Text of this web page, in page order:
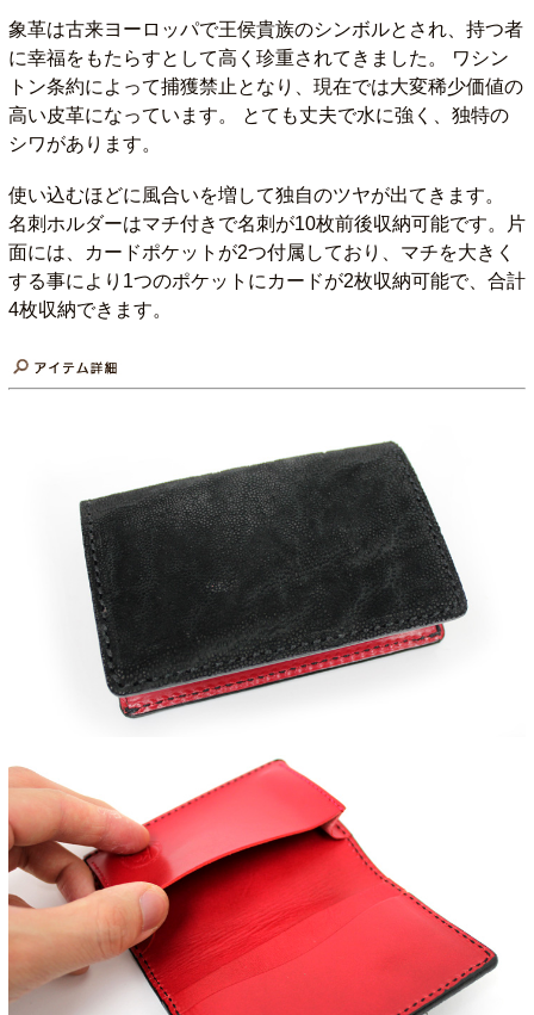
象革は古来ヨーロッパで王侯貴族のシンボルとされ、持つ者
に幸福をもたらすとして高く珍重されてきました。 ワシン
トン条約によって捕獲禁止となり、現在では大変稀少価値の
高い皮革になっています。 とても丈夫で水に強く、独特の
シワがあります。
使い込むほどに風合いを増して独自のツヤが出てきます。
名刺ホルダーはマチ付きで名刺が10枚前後収納可能です。片
面には、カードポケットが2つ付属しており、マチを大きく
する事により1つのポケットにカードが2枚収納可能で、合計
4枚収納できます。